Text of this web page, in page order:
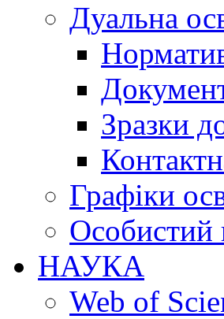
Дуальна
Зразки
Графіки
Особистий
НАУКА
Web of